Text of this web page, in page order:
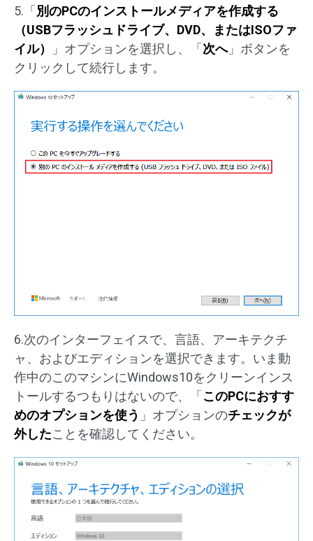
5.「別のPCのインストールメディアを作成する
（USBフラッシュドライブ、DVD、またはISOファ
イル）
」オプションを選択し、「次へ」ボタンを
クリックして続行します。
6.次のインターフェイスで、言語、アーキテクチ
ャ、およびエディションを選択できます。いま動
作中のこのマシンにWindows10をクリーンインス
トールするつもりはないので、「 このPCにおすす
めのオプションを使う 」オプションのチェックが
外したことを確認してください。